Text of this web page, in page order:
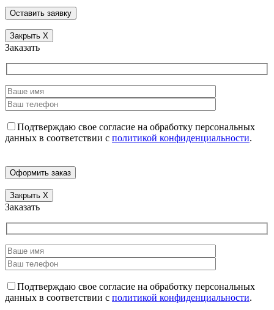
Закрыть X
Заказать
Подтверждаю свое согласие на обработку персональных
данных в соответствии с политикой конфиденциальности.
Закрыть X
Заказать
Подтверждаю свое согласие на обработку персональных
данных в соответствии с политикой конфиденциальности.